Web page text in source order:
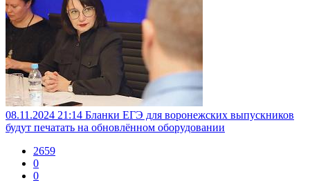
08.11.2024 21:14 Бланки ЕГЭ для воронежских выпускников
будут печатать на обновлённом оборудовании
2659
0
0